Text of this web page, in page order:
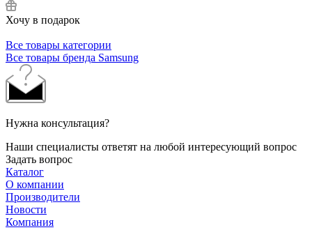
Хочу в подарок
Все товары категории
Все товары бренда Samsung
Нужна консультация?
Наши специалисты ответят на любой интересующий вопрос
Задать вопрос
Каталог
О компании
Производители
Новости
Компания